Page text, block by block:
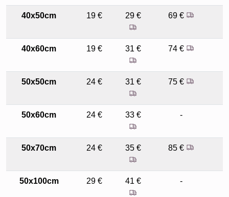
40x50cm 19 € 29 € 69 €
40x60cm 19 € 31 € 74 €
50x50cm 24 € 31 € 75 €
50x60cm 24 € 33 € -
50x70cm 24 € 35 € 85 €
50x100cm 29 € 41 € -